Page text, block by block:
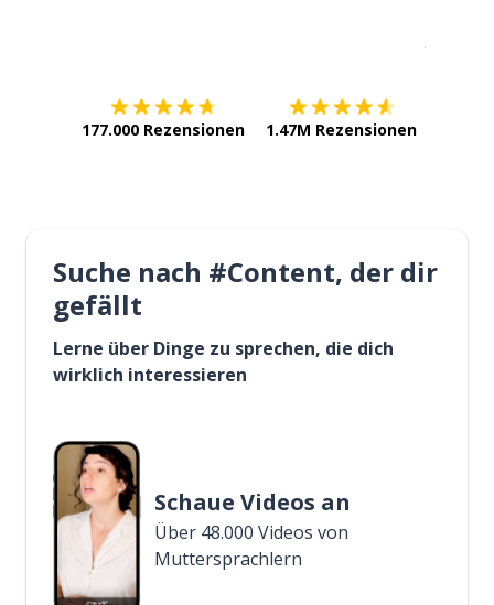
177.000 Rezensionen 1.47M Rezensionen
Suche nach #Content, der dir
gefällt
Lerne über Dinge zu sprechen, die dich
wirklich interessieren
Schaue Videos an
Über 48.000 Videos von
Muttersprachlern